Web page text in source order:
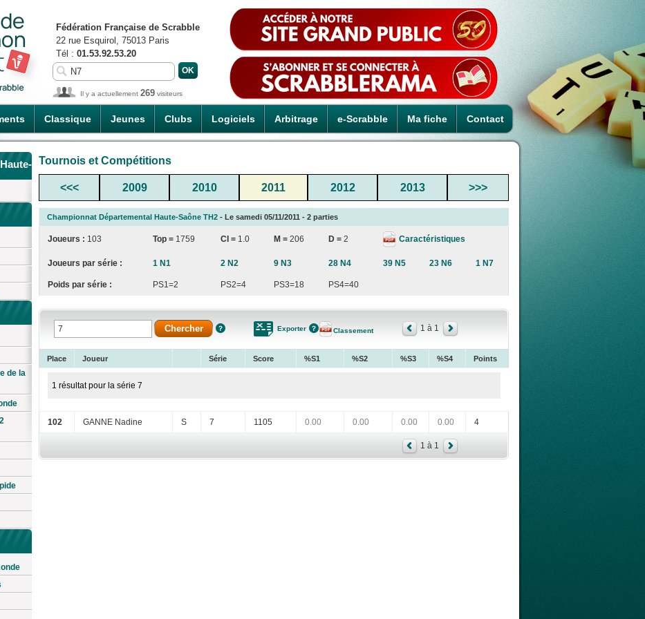
Classique Jeunes Clubs Logiciels Arbitrage e-Scrabble Ma fiche Contact
Fédération Française de Scrabble
22 rue Esquirol, 75013 Paris
Tél : 01.53.92.53.20
Il y a actuellement 269 visiteurs
de la
Tournois et Compétitions
<<< 2009 2010 2011 2012 2013 >>>
Championnat Départemental Haute-Saône TH2 - Le samedi 05/11/2011 - 2 parties
Joueurs : 103 Top = 1759 CI = 1.0 M = 206 D = 2 Caractéristiques
Joueurs par série : 1 N1 2 N2 9 N3 28 N4 39 N5 23 N6 1 N7
Poids par série : PS1=2 PS2=4 PS3=18 PS4=40
Exporter Classement 1 à 1
Place Joueur Série Score %S1 %S2 %S3 %S4 Points
1 résultat pour la série 7
102 GANNE Nadine S 7 1105 0.00 0.00 0.00 0.00 4
1 à 1